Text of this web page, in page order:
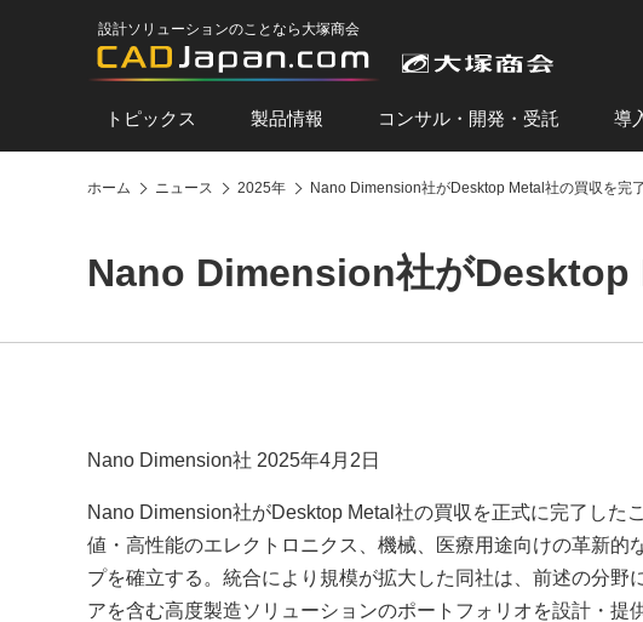
設計ソリューションのことなら大塚商会
トピックス 製品情報 コンサル・開発・受託 導
ホーム ニュース 2025年 Nano Dimension社がDesktop Metal社の買収を完了
Nano Dimension社がDesktop
Nano Dimension社 2025年4月2日
Nano Dimension社がDesktop Metal社の買収を正式に完了し
値・高性能のエレクトロニクス、機械、医療用途向けの革新
プを確立する。統合により規模が拡大した同社は、前述の分
アを含む高度製造ソリューションのポートフォリオを設計・